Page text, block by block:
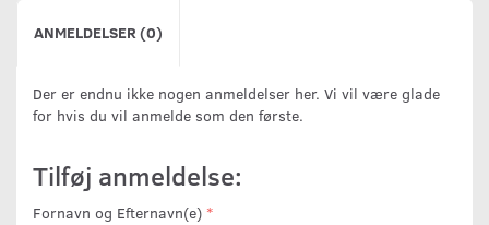
ANMELDELSER (0)
Der er endnu ikke nogen anmeldelser her. Vi vil være glade
for hvis du vil anmelde som den første.
Tilføj anmeldelse:
Fornavn og Efternavn(e)